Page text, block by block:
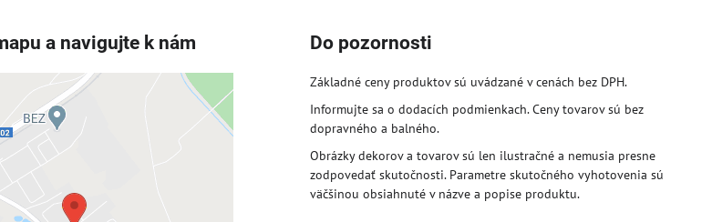
a navigujte k nám
obsah je blokovaný
si načítať externý obsah?
Do pozornosti
Základné ceny produktov sú uvádzané v cenách bez DPH.
Informujte sa o dodacích podmienkach. Ceny tovarov sú bez
dopravného a balného.
Obrázky dekorov a tovarov sú len ilustračné a nemusia presne
zodpovedať skutočnosti. Parametre skutočného vyhotovenia sú
väčšinou obsiahnuté v názve a popise produktu.